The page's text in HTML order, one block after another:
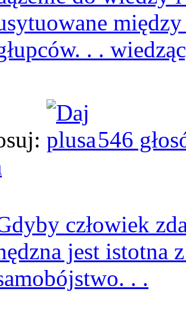
. .
546
człowiek
jest istotna
. .